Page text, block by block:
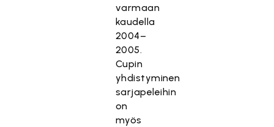
varmaan
kaudella
2004–
2005.
Cupin
yhdistyminen
sarjapeleihin
on
myös